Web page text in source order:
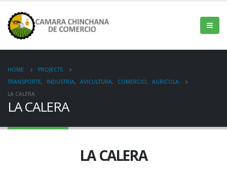
HOME
PROJECTS
TRANSPORTE, INDUSTRIA, AVICULTURA, COMERCIO,
AGRICOLA
LA CALERA
LA CALERA
LA CALERA